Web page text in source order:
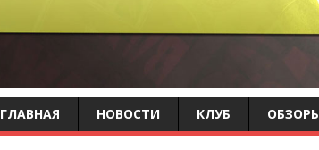
ГЛАВНАЯ НОВОСТИ КЛУБ